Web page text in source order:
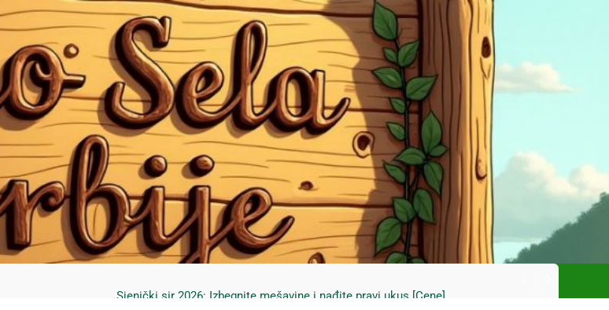
Mrčajevci 2026: Svadbarski kupus bez prevare i masti [Cene]
Jahorina leto 2026: Staze bez prašine i novih eko-taksi [Mapa]
Sjenički sir 2026: Izbegnite mešavine i nađite pravi ukus [Cene]